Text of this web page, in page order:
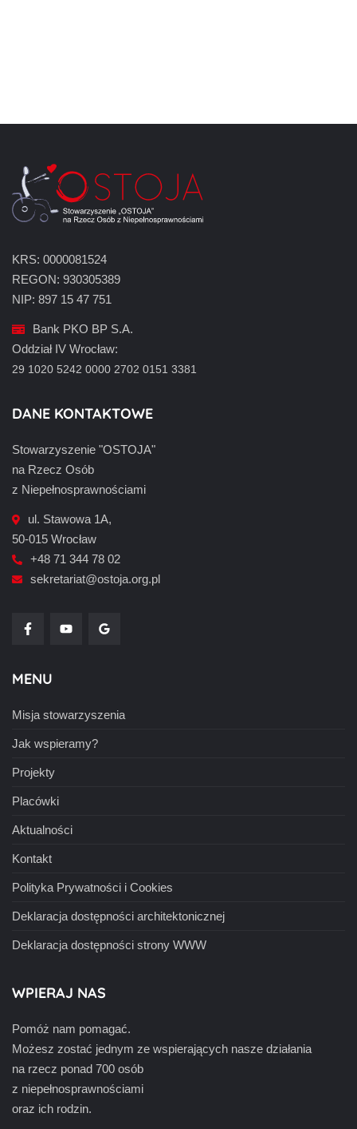
KRS: 0000081524
REGON: 930305389
NIP: 897 15 47 751
Bank PKO BP S.A.
Oddział IV Wrocław:
29 1020 5242 0000 2702 0151 3381
DANE KONTAKTOWE
Stowarzyszenie "OSTOJA"
na Rzecz Osób
z Niepełnosprawnościami
ul. Stawowa 1A,
50-015 Wrocław
+48 71 344 78 02
sekretariat@ostoja.org.pl
MENU
Misja stowarzyszenia
Jak wspieramy?
Projekty
Placówki
Aktualności
Kontakt
Polityka Prywatności i Cookies
Deklaracja dostępności architektonicznej
Deklaracja dostępności strony WWW
WPIERAJ NAS
Pomóż nam pomagać.
Możesz zostać jednym ze wspierających nasze działania
na rzecz ponad 700 osób
z niepełnosprawnościami
oraz ich rodzin.